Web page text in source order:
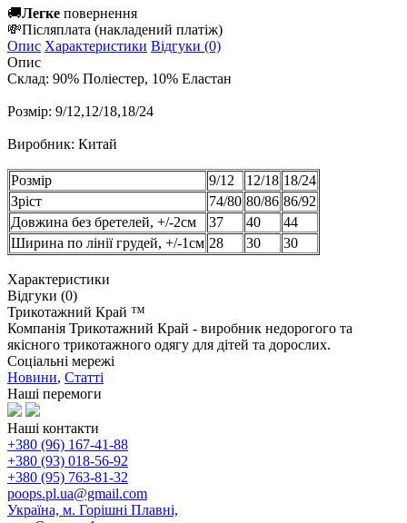
🚚Легке повернення
💸Післяплата (накладений платіж)
Опис Характеристики Відгуки (0)
Опис
Склад: 90% Поліестер, 10% Еластан
Розмір: 9/12,12/18,18/24
Виробник: Китай
Розмір 9/12 12/18 18/24
Зріст
74/80 80/86 86/92
Довжина без бретелей, +/-2см
37 40
44
Ширина по лінії грудей, +/-1см 28 30 30
Характеристики
Відгуки (0)
Трикотажний Край ™
Компанія Трикотажний Край - виробник недорогого та
якісного трикотажного одягу для дітей та дорослих.
Соціальні мережі
Новини, Статті
Наші перемоги
Наші контакти
+380 (96) 167-41-88
+380 (93) 018-56-92
+380 (95) 763-81-32
poops.pl.ua@gmail.com
Україна, м. Горішні Плавні,